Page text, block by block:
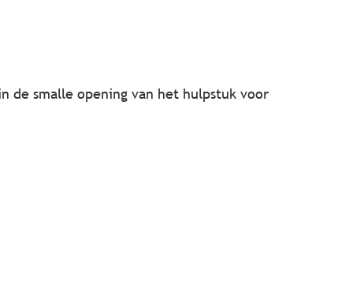
de smalle opening van het hulpstuk voor